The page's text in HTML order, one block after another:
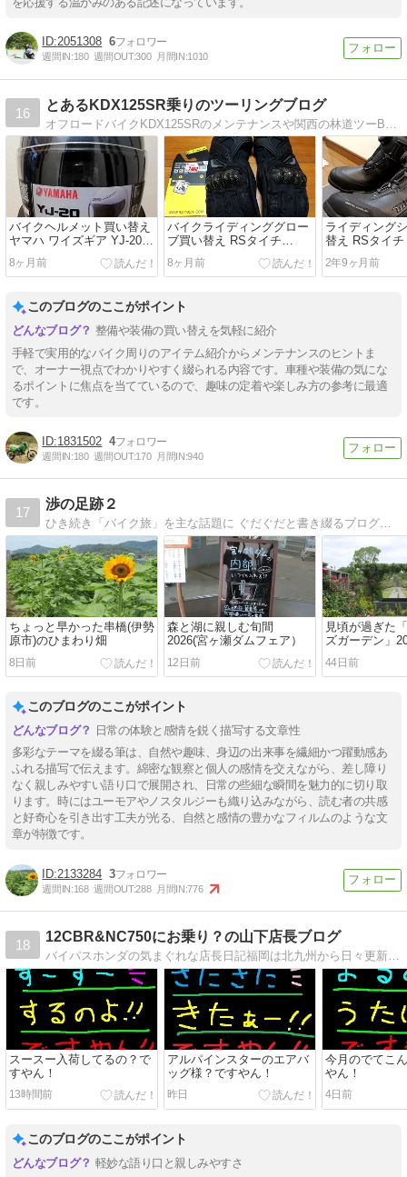
2051308 6
週間IN:180 週間OUT:300 月間IN:1010
16
とあるKDX125SR乗りのツーリングブログ
バイクヘルメット買い替え
ヤマハ ワイズギア YJ-20
ゼニス
8ヶ月前
バイクライディンググロー
ブ買い替え RSタイチ
RST664カーボンウインタ
ーグローブ
8ヶ月前
ライディング
替え RSタイチ
DRYMASTER
ーズ
2年9ヶ月前
このブログのここがポイント
整備や装備の買い替えを気軽に紹介
手軽で実用的なバイク周りのアイテム紹介からメンテナンスのヒントま
で、オーナー視点でわかりやすく綴られる内容です。車種や装備の気にな
るポイントに焦点を当てているので、趣味の定着や楽しみ方の参考に最適
です。
1831502 4
週間IN:180 週間OUT:170 月間IN:940
17
渉の足跡２
ひき続き「バイク旅」を主な話題に ぐだぐだと書き綴るブログです。（ただ今、移転作業中です）
ちょっと早かった串橋(伊勢
原市)のひまわり畑
8日前
森と湖に親しむ旬間
2026(宮ヶ瀬ダムフェア）
12日前
見頃が過ぎた
ズガーデン」
44日前
このブログのここがポイント
日常の体験と感情を鋭く描写する文章性
多彩なテーマを綴る筆は、自然や趣味、身辺の出来事を繊細かつ躍動感あ
ふれる描写で伝えます。綿密な観察と個人の感情を交えながら、差し障り
なく親しみやすい語り口で展開され、日常の些細な瞬間を魅力的に切り取
ります。時にはユーモアやノスタルジーも織り込みながら、読む者の共感
と好奇心を引き出す工夫が光る、自然と感情の豊かなフィルムのような文
章が特徴です。
2133284 3
週間IN:168 週間OUT:288 月間IN:776
18
12CBR&NC750にお乗り？の山下店長ブログ
バイパスホンダの気まぐれな店長日記福岡は北九州から日々更新！楽しいバイク屋事情！＆バイク馬鹿日記！
スースー入荷してるの？で
すやん！
13時間前
アルパインスターのエアバ
ッグ様？ですやん！
昨日
今月のでてこ
やん！
4日前
このブログのここがポイント
軽妙な語り口と親しみやすさ